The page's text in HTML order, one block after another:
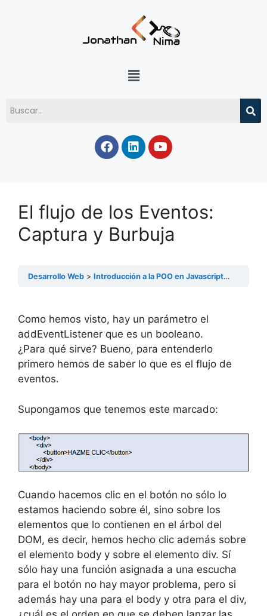
El flujo de los Eventos:
Captura y Burbuja
Desarrollo Web Introducción a la POO en Javascript
Como hemos visto, hay un parámetro el
addEventListener que es un booleano.
¿Para qué sirve? Bueno, para entenderlo
primero hemos de saber lo que es el flujo de
eventos.
Supongamos que tenemos este marcado:
Cuando hacemos clic en el botón no sólo lo
estamos haciendo sobre él, sino sobre los
elementos que lo contienen en el árbol del
DOM, es decir, hemos hecho clic además sobre
el elemento body y sobre el elemento div. Sí
sólo hay una función asignada a una escucha
para el botón no hay mayor problema, pero si
además hay una para el body y otra para el div,